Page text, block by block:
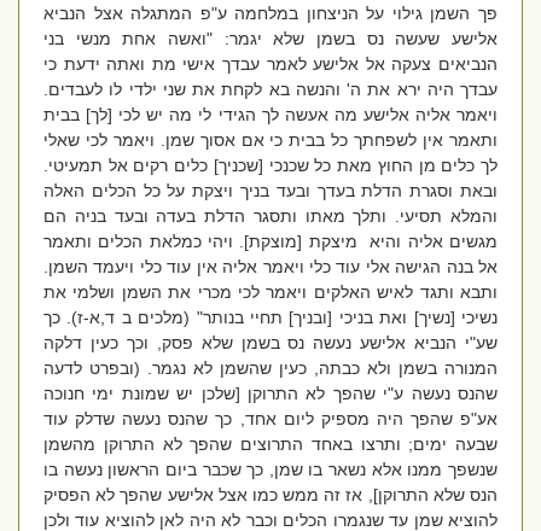
פך השמן גילוי על הניצחון במלחמה ע"פ המתגלה אצל הנביא
אלישע שעשה נס בשמן שלא יגמר: "ואשה אחת מנשי בני
הנביאים צעקה אל אלישע לאמר עבדך אישי מת ואתה ידעת כי
עבדך היה ירא את ה' והנשה בא לקחת את שני ילדי לו לעבדים.
ויאמר אליה אלישע מה אעשה לך הגידי לי מה יש לכי [לך] בבית
ותאמר אין לשפחתך כל בבית כי אם אסוך שמן. ויאמר לכי שאלי
לך כלים מן החוץ מאת כל שכנכי [שכניך] כלים רקים אל תמעיטי.
ובאת וסגרת הדלת בעדך ובעד בניך ויצקת על כל הכלים האלה
והמלא תסיעי. ותלך מאתו ותסגר הדלת בעדה ובעד בניה הם
מגשים אליה והיא מיצקת [מוצקת]. ויהי כמלאת הכלים ותאמר
אל בנה הגישה אלי עוד כלי ויאמר אליה אין עוד כלי ויעמד השמן.
ותבא ותגד לאיש האלקים ויאמר לכי מכרי את השמן ושלמי את
נשיכי [נשיך] ואת בניכי [ובניך] תחיי בנותר" (מלכים ב ד,א-ז). כך
שע"י הנביא אלישע נעשה נס בשמן שלא פסק, וכך כעין דלקה
המנורה בשמן ולא כבתה, כעין שהשמן לא נגמר. (ובפרט לדעה
שהנס נעשה ע"י שהפך לא התרוקן [שלכן יש שמונת ימי חנוכה
אע"פ שהפך היה מספיק ליום אחד, כך שהנס נעשה שדלק עוד
שבעה ימים; ותרצו באחד התרוצים שהפך לא התרוקן מהשמן
שנשפך ממנו אלא נשאר בו שמן, כך שכבר ביום הראשון נעשה בו
הנס שלא התרוקן], אז זה ממש כמו אצל אלישע שהפך לא הפסיק
להוציא שמן עד שנגמרו הכלים וכבר לא היה לאן להוציא עוד ולכן